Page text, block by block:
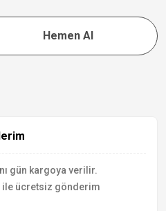
Hemen Al
gün kargoya verilir.
ile ücretsiz gönderim